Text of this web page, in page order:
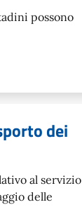
possono
dei
al servizio
delle